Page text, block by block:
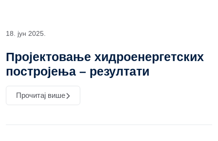
18. јун 2025.
Пројектовање хидроенергетских
постројења – резултати
Прочитај више